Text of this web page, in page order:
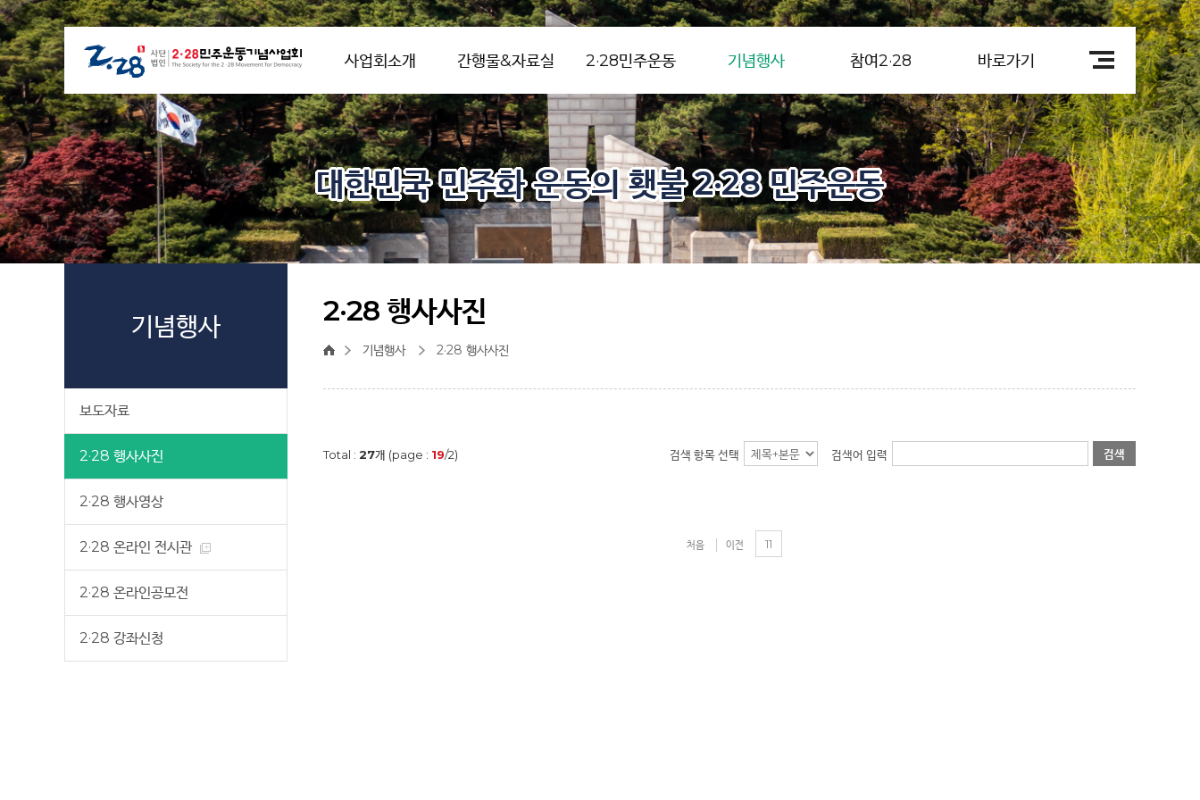
사업회소개 간행물&자료실 2·28민주운동 기념행사 참여2·28 바로가기
대한민국 민주화 운동의 횃불 2·28 민주운동
기념행사
보도자료
2·28 행사사진
2·28 행사영상
2·28 온라인 전시관
2·28 온라인공모전
2·28 강좌신청
2·28 행사사진
기념행사 2·28 행사사진
Total : 27개 (page : 19/2) 검색 항목 선택 검색어 입력 검색
처음 이전 11